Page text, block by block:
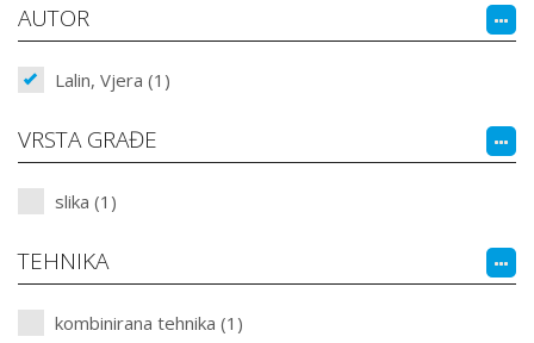
AUTOR
Lalin, Vjera (1)
VRSTA GRAĐE
slika (1)
TEHNIKA
kombinirana tehnika (1)